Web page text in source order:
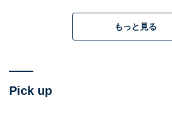
いのほか大きいと思います。
かったとき、ふつうの団体なら「な
もっと見る
Pick up